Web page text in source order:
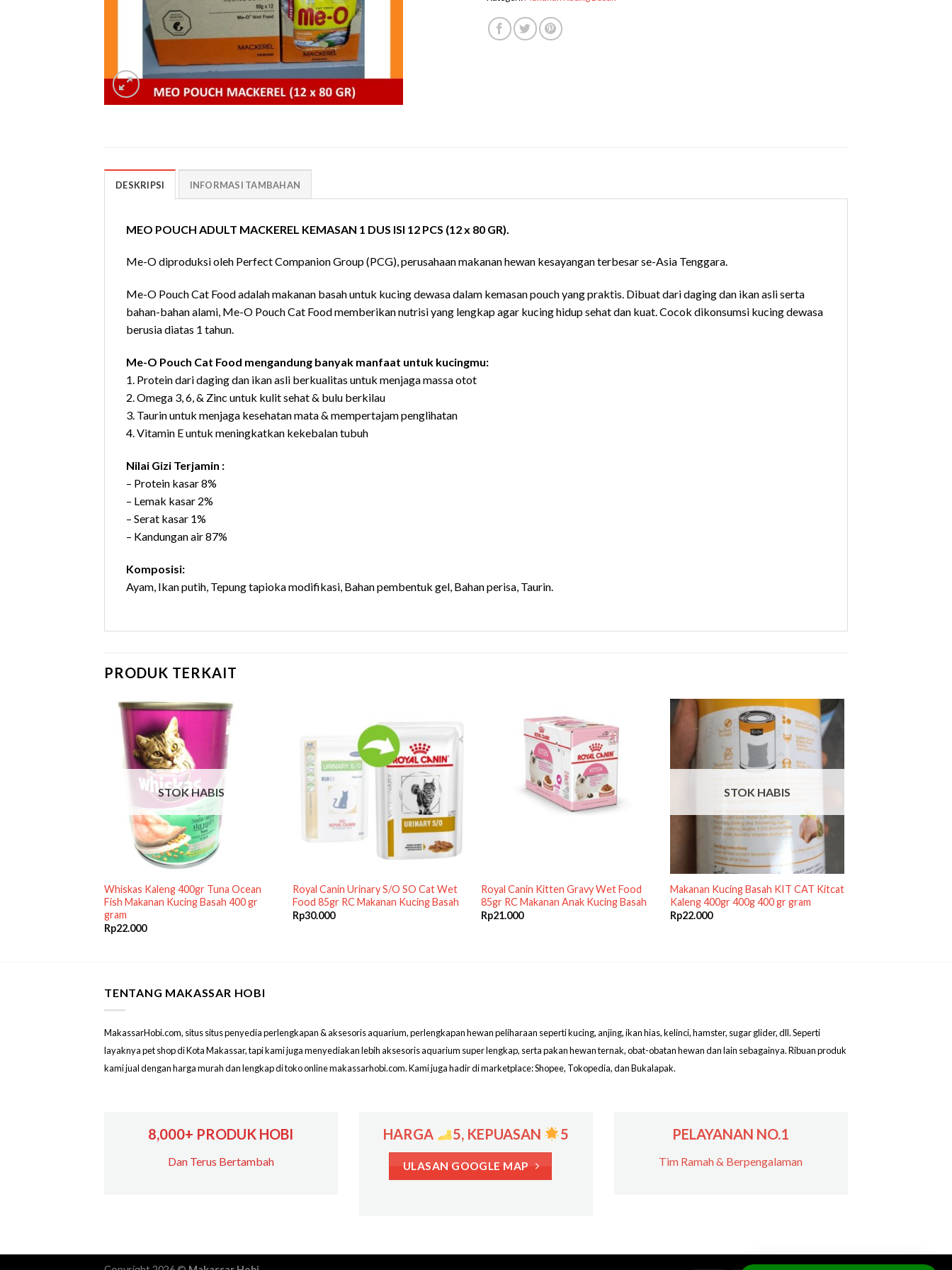
DESKRIPSI INFORMASI TAMBAHAN
MEO POUCH ADULT MACKEREL KEMASAN 1 DUS ISI 12 PCS (12 x 80 GR).
Me-O diproduksi oleh Perfect Companion Group (PCG), perusahaan makanan hewan kesayangan terbesar se-Asia Tenggara.
Me-O Pouch Cat Food adalah makanan basah untuk kucing dewasa dalam kemasan pouch yang praktis. Dibuat dari daging dan ikan asli serta
bahan-bahan alami, Me-O Pouch Cat Food memberikan nutrisi yang lengkap agar kucing hidup sehat dan kuat. Cocok dikonsumsi kucing dewasa
berusia diatas 1 tahun.
Me-O Pouch Cat Food mengandung banyak manfaat untuk kucingmu:
1. Protein dari daging dan ikan asli berkualitas untuk menjaga massa otot
2. Omega 3, 6, & Zinc untuk kulit sehat & bulu berkilau
3. Taurin untuk menjaga kesehatan mata & mempertajam penglihatan
4. Vitamin E untuk meningkatkan kekebalan tubuh
Nilai Gizi Terjamin :
– Protein kasar 8%
– Lemak kasar 2%
– Serat kasar 1%
– Kandungan air 87%
Komposisi:
Ayam, Ikan putih, Tepung tapioka modifikasi, Bahan pembentuk gel, Bahan perisa, Taurin.
PRODUK TERKAIT
STOK HABIS
Whiskas Kaleng 400gr Tuna Ocean
Fish Makanan Kucing Basah 400 gr
gram
Rp22.000
Royal Canin Urinary S/O SO Cat Wet
Food 85gr RC Makanan Kucing Basah
Rp30.000
Royal Canin Kitten Gravy Wet Food
85gr RC Makanan Anak Kucing Basah
Rp21.000
STOK HABIS
Makanan Kucing Basah KIT CAT Kitcat
Kaleng 400gr 400g 400 gr gram
Rp22.000
TENTANG MAKASSAR HOBI
MakassarHobi.com, situs situs penyedia perlengkapan & aksesoris aquarium, perlengkapan hewan peliharaan seperti kucing, anjing, ikan hias, kelinci, hamster, sugar glider, dll. Seperti
layaknya pet shop di Kota Makassar, tapi kami juga menyediakan lebih aksesoris aquarium super lengkap, serta pakan hewan ternak, obat-obatan hewan dan lain sebagainya. Ribuan produk
kami jual dengan harga murah dan lengkap di toko online makassarhobi.com. Kami juga hadir di marketplace: Shopee, Tokopedia, dan Bukalapak.
8,000+ PRODUK HOBI
Dan Terus Bertambah
HARGA 5, KEPUASAN 5
ULASAN GOOGLE MAP
PELAYANAN NO.1
Tim Ramah & Berpengalaman